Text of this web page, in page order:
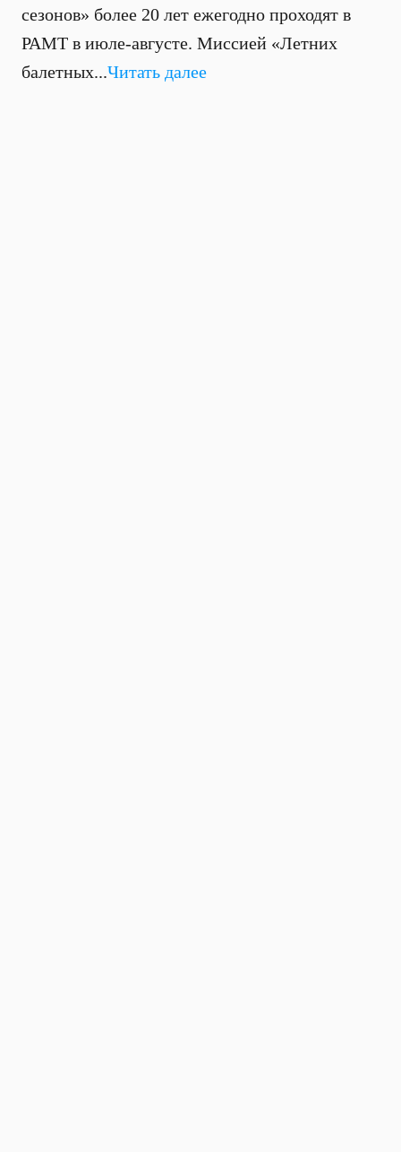
сезонов» более 20 лет ежегодно проходят в
РАМТ в июле-августе. Миссией «Летних
балетных...Читать далее